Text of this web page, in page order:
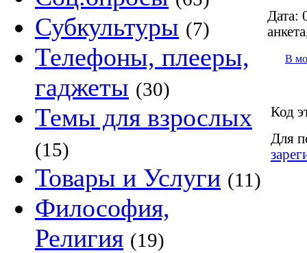
Субкультуры (7)
Телефоны, плееры,
гаджеты (30)
Темы для взрослых
(15)
Товары и Услуги (11)
Философия,
Религия (19)
Дата:
В
Код
Для